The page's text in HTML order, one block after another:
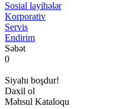
Sosial layihələr
Korporativ
Servis
Endirim
Səbət
0
Siyahı boşdur!
Daxil ol
Məhsul Kataloqu